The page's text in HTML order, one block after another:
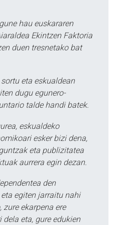
hau euskararen
Ekintzen Faktoria
duen tresnetako bat
eta eskualdean
dugu egunero-
talde handi batek.
eskualdeko
esker bizi dena,
eta publizitatea
aurrera egin dezan.
den
egiten jarraitu nahi
ekarpena ere
eta, gure edukien